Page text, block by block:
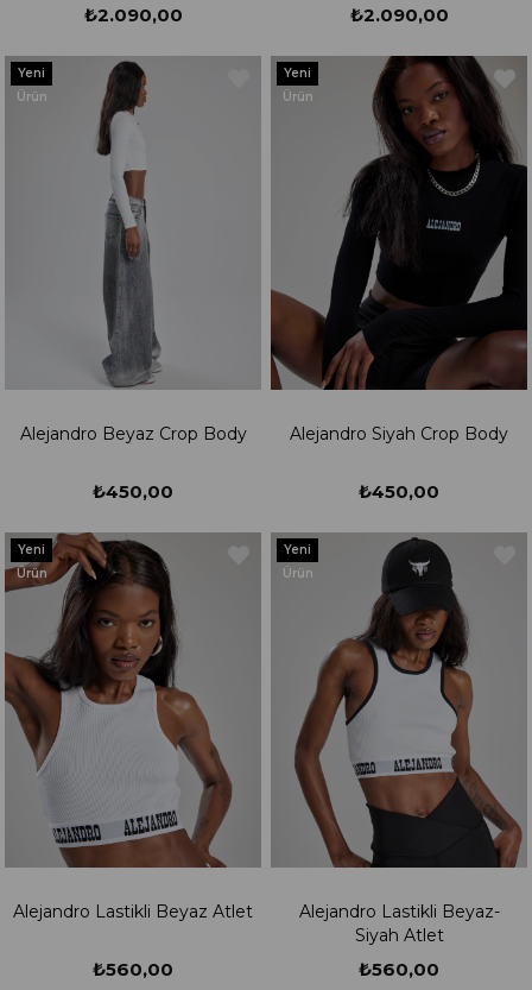
₺2.090,00 ₺2.090,00
Alejandro Beyaz Crop Body
₺450,00
Yeni
Ürün
Alejandro Siyah Crop Body
₺450,00
Yeni
Ürün
Alejandro Lastikli Beyaz Atlet
₺560,00
Yeni
Ürün
Alejandro Lastikli Beyaz-
Siyah Atlet
₺560,00
Yeni
Ürün